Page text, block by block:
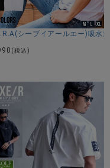
ャツ/全3色
シーブイアールエー)吸水
(税込)